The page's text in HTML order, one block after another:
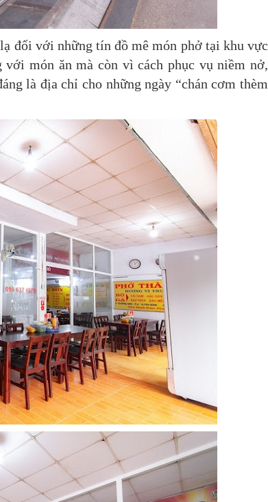
đối với những tín đồ mê món phở tại khu vực
món ăn mà còn vì cách phục vụ niềm nở,
là địa chỉ cho những ngày “chán cơm thèm